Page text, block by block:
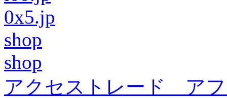
0x5.jp
shop
shop
アクセストレード ア